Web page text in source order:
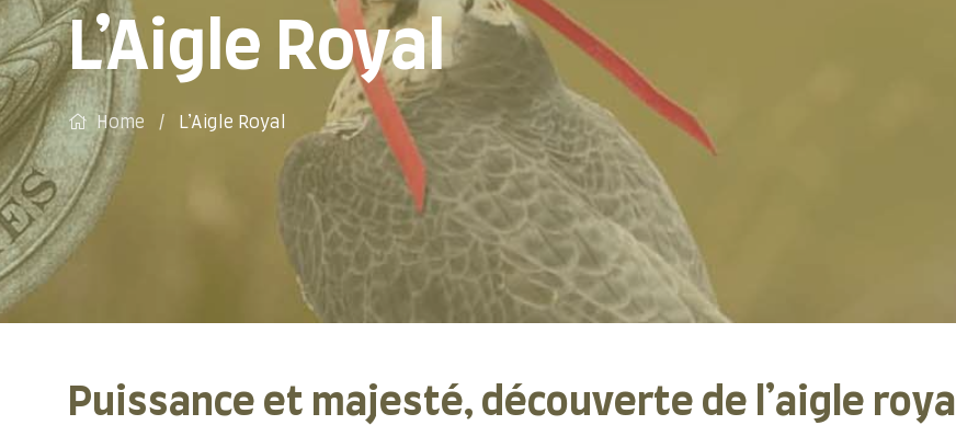
L’Aigle Royal
Home L’Aigle Royal
Puissance et majesté, découverte de l’aigle royal